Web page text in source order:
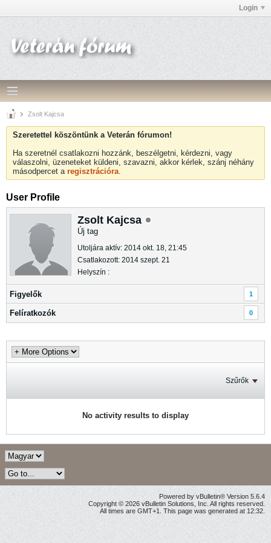
Login
Zsolt Kajcsa
Szeretettel köszöntünk a Veterán fórumon!
Ha szeretnél csatlakozni hozzánk, beszélgetni, kérdezni, vagy
válaszolni, üzeneteket küldeni, szavazni, akkor kérlek, szánj néhány
másodpercet a regisztrációra.
User Profile
Zsolt Kajcsa
Új tag
Utoljára aktív: 2014 okt. 18, 21:45
Csatlakozott: 2014 szept. 21
Helyszín :
Figyelők 1
Felíratkozók 0
Szűrők
No activity results to display
Powered by vBulletin® Version 5.6.4
Copyright © 2026 vBulletin Solutions, Inc. All rights reserved.
All times are GMT+1. This page was generated at 12:32.